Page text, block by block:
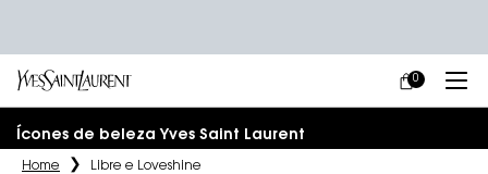
MEU
CARRINHO
0
0 PRODUCT IN
Ícones de beleza Yves Saint Laurent
Home Libre e Loveshine